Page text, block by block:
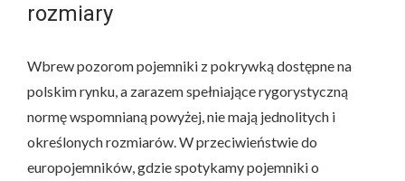
rozmiary
Wbrew pozorom pojemniki z pokrywką dostępne na
polskim rynku, a zarazem spełniające rygorystyczną
normę wspomnianą powyżej, nie mają jednolitych i
określonych rozmiarów. W przeciwieństwie do
europojemników, gdzie spotykamy pojemniki o